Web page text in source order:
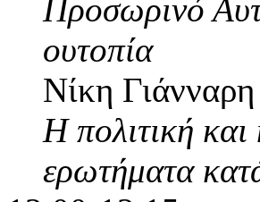
Προσωρινό
ουτοπία
Nίκη
Η πολιτική και
ερωτήματα